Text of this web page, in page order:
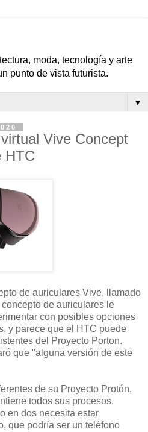
moda, tecnología y arte
punto de vista futurista.
▼
Vive Concept
HTC
de auriculares Vive, llamado
de auriculares le
con posibles opciones
y parece que el HTC puede
del Proyecto Porton.
que "alguna versión de este
de su Proyecto Protón,
todos sus procesos.
en dos necesita estar
que podría ser un teléfono